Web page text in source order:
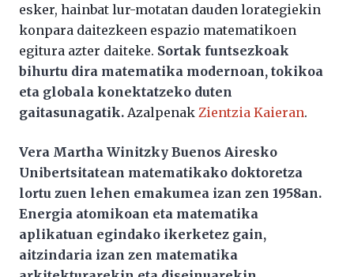
esker, hainbat lur-motatan dauden lorategiekin
konpara daitezkeen espazio matematikoen
egitura azter daiteke. Sortak funtsezkoak
bihurtu dira matematika modernoan, tokikoa
eta globala konektatzeko duten
gaitasunagatik. Azalpenak Zientzia Kaieran.
Vera Martha Winitzky Buenos Airesko
Unibertsitatean matematikako doktoretza
lortu zuen lehen emakumea izan zen 1958an.
Energia atomikoan eta matematika
aplikatuan egindako ikerketez gain,
aitzindaria izan zen matematika